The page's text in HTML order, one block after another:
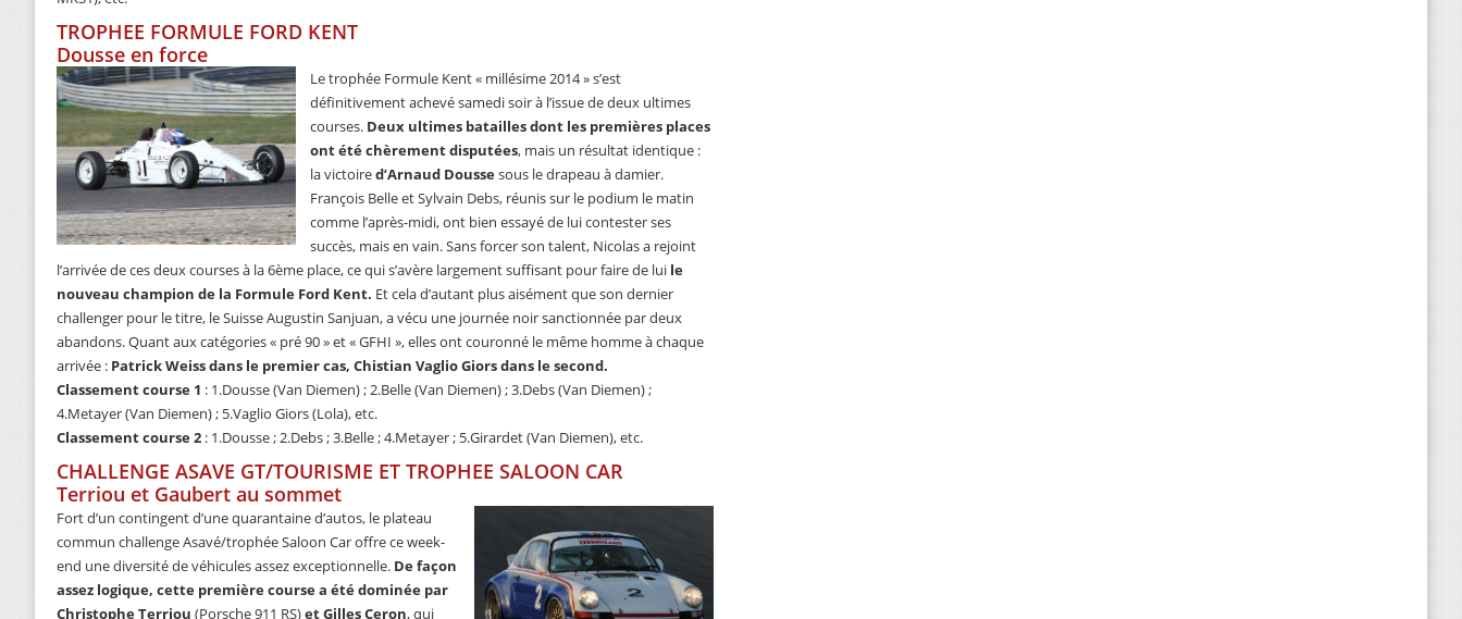
TROPHEE FORMULE FORD KENT
Dousse en force
Le trophée Formule Kent « millésime 2014 » s’est
définitivement achevé samedi soir à l’issue de deux ultimes
courses. Deux ultimes batailles dont les premières places
ont été chèrement disputées, mais un résultat identique :
la victoired’Arnaud Doussesous le drapeau à damier.
François Belle et Sylvain Debs, réunis sur le podium le matin
comme l’après-midi, ont bien essayé de lui contester ses
succès, mais en vain. Sans forcer son talent, Nicolas a rejoint
l’arrivée de ces deux courses à la 6ème place, ce qui s’avère largement suffisant pour faire de lui le
nouveau champion de la Formule Ford Kent. Et cela d’autant plus aisément que son dernier
challenger pour le titre, le Suisse Augustin Sanjuan, a vécu une journée noir sanctionnée par deux
abandons. Quant aux catégories « pré 90 » et « GFHI », elles ont couronné le même homme à chaque
arrivée : Patrick Weiss dans le premier cas, Chistian Vaglio Giors dans le second.
Classement course 1 : 1.Dousse (Van Diemen) ; 2.Belle (Van Diemen) ; 3.Debs (Van Diemen) ;
4.Metayer (Van Diemen) ; 5.Vaglio Giors (Lola), etc.
Classement course 2 : 1.Dousse ; 2.Debs ; 3.Belle ; 4.Metayer ; 5.Girardet (Van Diemen), etc.
CHALLENGE ASAVE GT/TOURISME ET TROPHEE SALOON CAR
Terriou et Gaubert au sommet
Fort d’un contingent d’une quarantaine d’autos, le plateau
commun challenge Asavé/trophée Saloon Car offre ce week-
end une diversité de véhicules assez exceptionnelle. De façon
assez logique, cette première course a été dominée par
Christophe Terriou (Porsche 911 RS)et Gilles Ceron, qui